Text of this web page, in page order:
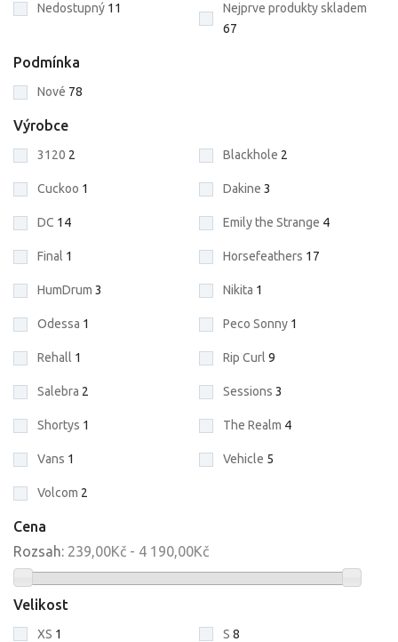
Nedostupný 11
Nejprve produkty skladem
67
Podmínka
Nové 78
Výrobce
3120 2 Blackhole 2
Cuckoo 1 Dakine 3
DC 14 Emily the Strange 4
Final 1 Horsefeathers 17
HumDrum 3 Nikita 1
Odessa 1 Peco Sonny 1
Rehall 1 Rip Curl 9
Salebra 2 Sessions 3
Shortys 1 The Realm 4
Vans 1 Vehicle 5
Volcom 2
Cena
Rozsah: 239,00Kč - 4 190,00Kč
Velikost
XS 1 S 8